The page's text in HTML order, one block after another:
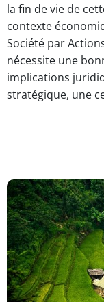
la fin de vie de
contexte
Société par
nécessite une
implications
stratégique, une